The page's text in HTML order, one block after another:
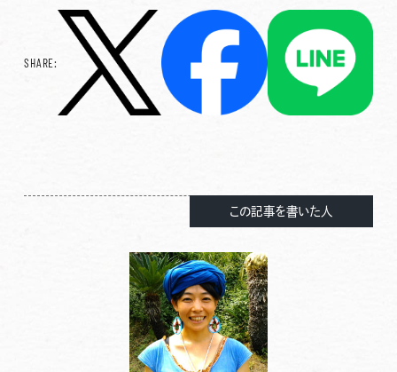
SHARE:
この記事を書いた人